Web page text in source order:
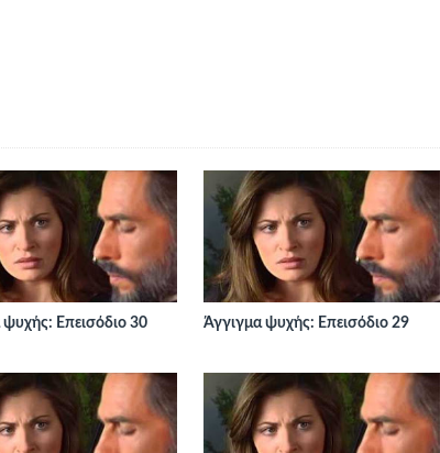
Επεισόδιο 30 Άγγιγμα ψυχής: Επεισόδιο 29